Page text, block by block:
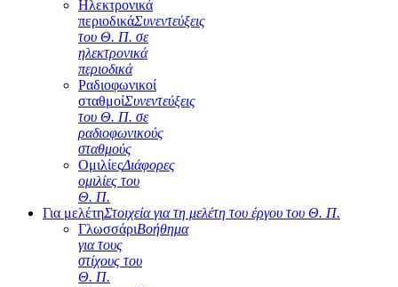
Ηλεκτρονικά
περιοδικάΣυνεντεύξεις
του Θ. Π. σε
ηλεκτρονικά
περιοδικά
Ραδιοφωνικοί
σταθμοίΣυνεντεύξεις
του Θ. Π. σε
ραδιοφωνικούς
σταθμούς
ΟμιλίεςΔιάφορες
ομιλίες του
Θ. Π.
Για μελέτηΣτοιχεία για τη μελέτη του έργου του Θ. Π.
ΓλωσσάριΒοήθημα
για τους
στίχους του
Θ. Π.